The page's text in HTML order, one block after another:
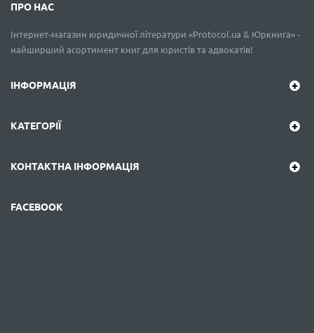
ПРО НАС
Інтернет-магазин юридичної літератури «Protocol.ua & Юркнига» -
найширший асортимент книг для юристів та адвокатів!
ІНФОРМАЦІЯ
КАТЕГОРІЇ
КОНТАКТНА ІНФОРМАЦІЯ
FACEBOOK